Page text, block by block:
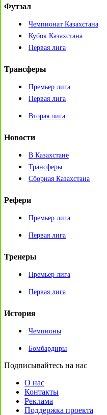
Футзал
Чемпионат Казахстана
Кубок Казахстана
Первая лига
Трансферы
Премьер лига
Первая лига
Вторая лига
Новости
В Казахстане
Трансферы
Сборная Казахстана
Рефери
Премьер лига
Первая лига
Тренеры
Премьер лига
Первая лига
История
Чемпионы
Бомбардиры
Подписывайтесь на нас
О нас
Контакты
Реклама
Поддержка проекта